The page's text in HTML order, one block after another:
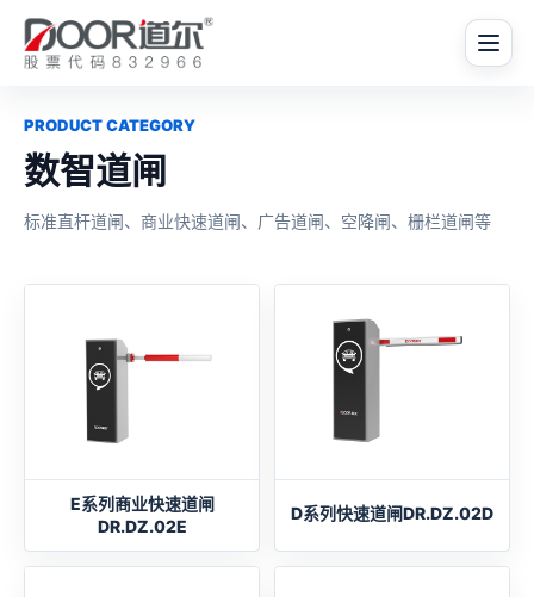
PRODUCT CATEGORY
数智道闸
标准直杆道闸、商业快速道闸、广告道闸、空降闸、栅栏道闸等
E系列商业快速道闸
DR.DZ.02E
D系列快速道闸DR.DZ.02D